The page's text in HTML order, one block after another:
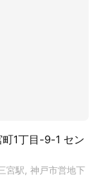
1丁目-9-1 セン
駅, 神戸市営地下